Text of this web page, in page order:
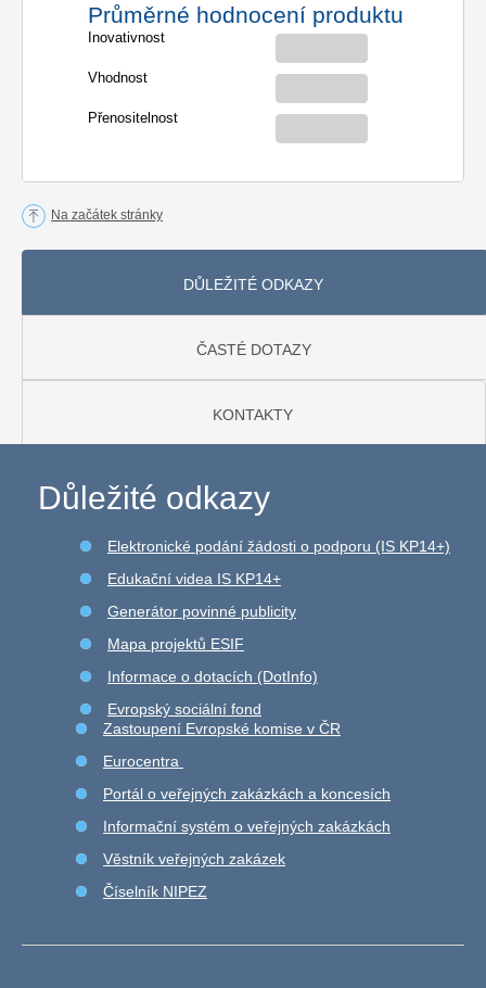
Průměrné hodnocení produktu
Inovativnost
Vhodnost
Přenositelnost
Na začátek stránky
DŮLEŽITÉ ODKAZY
ČASTÉ DOTAZY
KONTAKTY
Důležité odkazy
Elektronické podání žádosti o podporu (IS KP14+)
Edukační videa IS KP14+
Generátor povinné publicity
Mapa projektů ESIF
Informace o dotacích (DotInfo)
Evropský sociální fond
Zastoupení Evropské komise v ČR
Eurocentra
Portál o veřejných zakázkách a koncesích
Informační systém o veřejných zakázkách
Věstník veřejných zakázek
Číselník NIPEZ